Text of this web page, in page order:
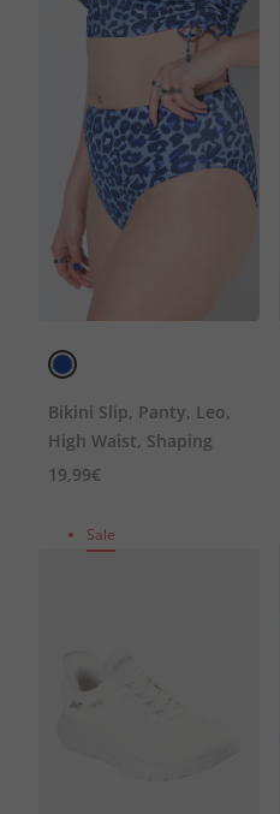
Bikini Slip, Panty, Leo,
High Waist, Shaping
19,99€
Sale